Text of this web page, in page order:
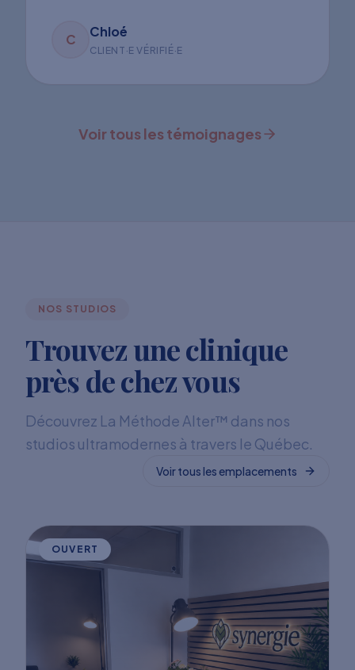
C Chloé
CLIENT·E VÉRIFIÉ·E
Voir tous les témoignages
NOS STUDIOS
Trouvez une clinique
près de chez vous
Découvrez La Méthode Alter™ dans nos
studios ultramodernes à travers le Québec.
Voir tous les emplacements
OUVERT